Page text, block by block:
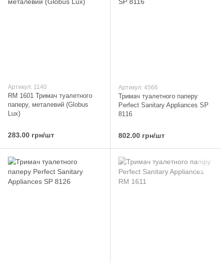
Артикул: 1140
RM 1601 Тримач туалетного
паперу, металевий (Globus
Lux)
283.00 грн/шт
Артикул: 4566
Тримач туалетного паперу
Perfect Sanitary Appliances SP
8116
802.00 грн/шт